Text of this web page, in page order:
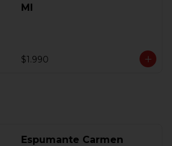
Ml
$1.990
Espumante Carmen